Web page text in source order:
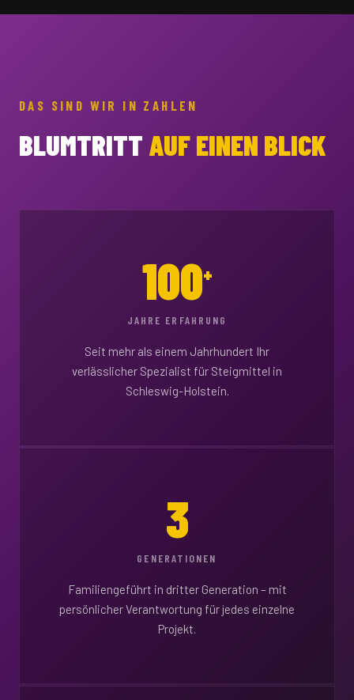
DAS SIND WIR IN ZAHLEN
BLUMTRITT AUF EINEN BLICK
100+
JAHRE ERFAHRUNG
Seit mehr als einem Jahrhundert Ihr
verlässlicher Spezialist für Steigmittel in
Schleswig-Holstein.
3
GENERATIONEN
Familiengeführt in dritter Generation – mit
persönlicher Verantwortung für jedes einzelne
Projekt.